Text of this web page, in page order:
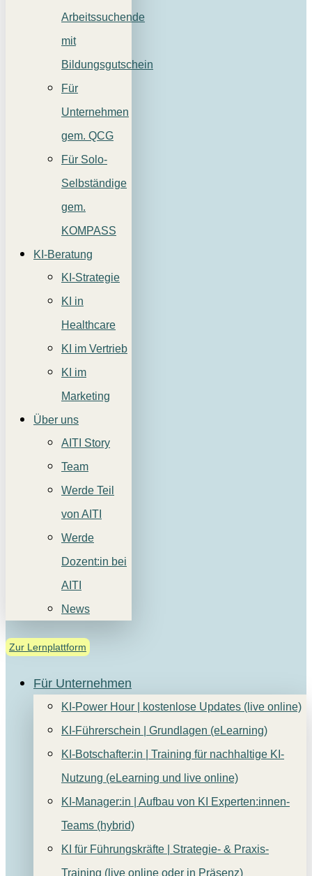
Arbeitssuchende
mit
Bildungsgutschein
Für
Unternehmen
gem. QCG
Für Solo-
Selbständige
gem.
KOMPASS
KI-Beratung
KI-Strategie
KI in
Healthcare
KI im Vertrieb
KI im
Marketing
Über uns
AITI Story
Team
Werde Teil
von AITI
Werde
Dozent:in bei
AITI
News
Zur Lernplattform
Für Unternehmen
KI-Power Hour | kostenlose Updates (live online)
KI-Führerschein | Grundlagen (eLearning)
KI-Botschafter:in | Training für nachhaltige KI-
Nutzung (eLearning und live online)
KI-Manager:in | Aufbau von KI Experten:innen-
Teams (hybrid)
KI für Führungskräfte | Strategie- & Praxis-
Training (live online oder in Präsenz)